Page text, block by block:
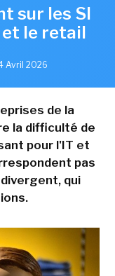
sur les SI
le retail
Avril 2026
de la
la difficulté de
pour l'IT et
pas
qui